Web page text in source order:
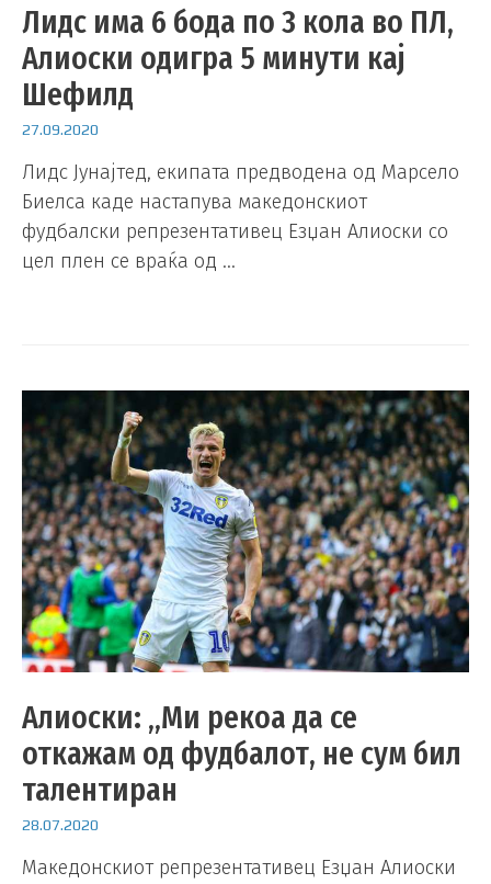
Лидс има 6 бода по 3 кола во ПЛ,
Алиоски одигра 5 минути кај
Шефилд
27.09.2020
Лидс Јунајтед, екипата предводена од Марсело
Биелса каде настапува македонскиот
фудбалски репрезентативец Езџан Алиоски со
цел плен се враќа од …
Алиоски: „Ми рекоа да се
откажам од фудбалот, не сум бил
талентиран
28.07.2020
Македонскиот репрезентативец Езџан Алиоски